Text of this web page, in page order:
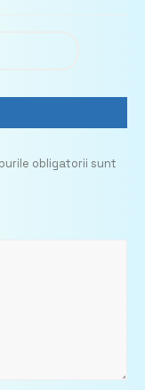
obligatorii sunt